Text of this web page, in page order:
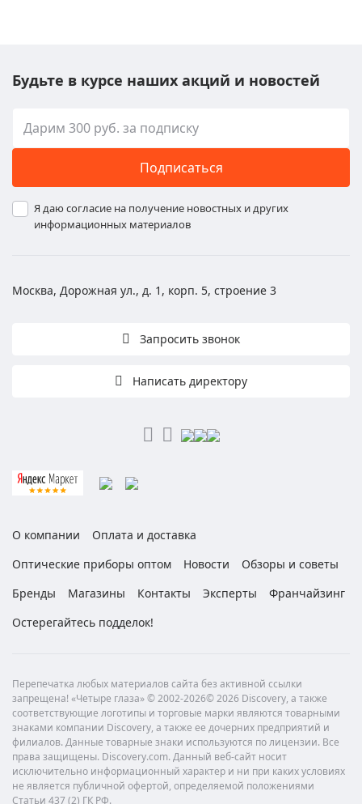
Будьте в курсе наших акций и новостей
Подписаться
Я даю согласие на получение новостных и других
информационных материалов
Москва, Дорожная ул., д. 1, корп. 5, строение 3
Запросить звонок
Написать директору
О компании
Оплата и доставка
Оптические приборы оптом
Новости
Обзоры и советы
Бренды
Магазины Контакты Эксперты
Франчайзинг
Остерегайтесь подделок!
Перепечатка любых материалов сайта без активной ссылки
запрещена! «Четыре глаза» © 2002-2026© 2026 Discovery, а также
соответствующие логотипы и торговые марки являются товарными
знаками компании Discovery, а также ее дочерних предприятий и
филиалов. Данные товарные знаки используются по лицензии. Все
права защищены. Discovery.com. Данный веб-сайт носит
исключительно информационный характер и ни при каких условиях
не является публичной офертой, определяемой положениями
Статьи 437 (2) ГК РФ.